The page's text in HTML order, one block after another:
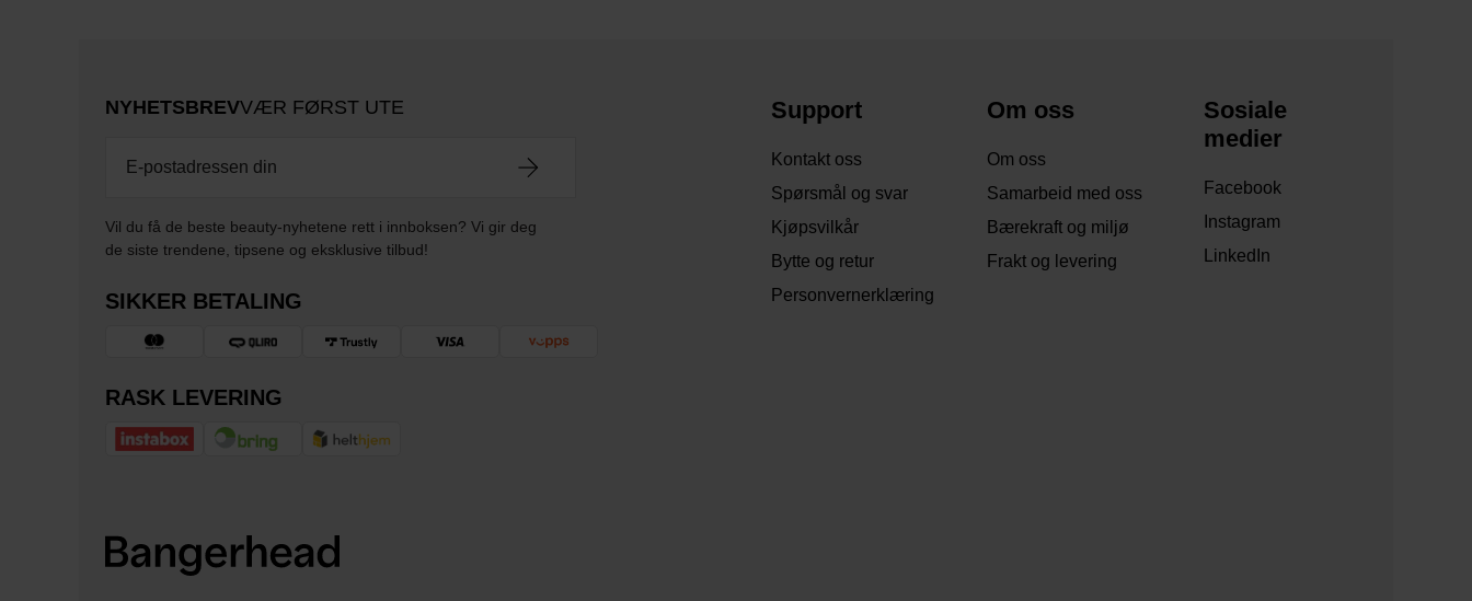
NYHETSBREVVÆR FØRST UTE
Vil du få de beste beauty-nyhetene rett i innboksen? Vi gir deg
de siste trendene, tipsene og eksklusive tilbud!
SIKKER BETALING
RASK LEVERING
Support
Kontakt oss
Spørsmål og svar
Kjøpsvilkår
Bytte og retur
Personvernerklæring
Om oss
Om oss
Samarbeid med oss
Bærekraft og miljø
Frakt og levering
Sosiale
medier
Facebook
Instagram
LinkedIn